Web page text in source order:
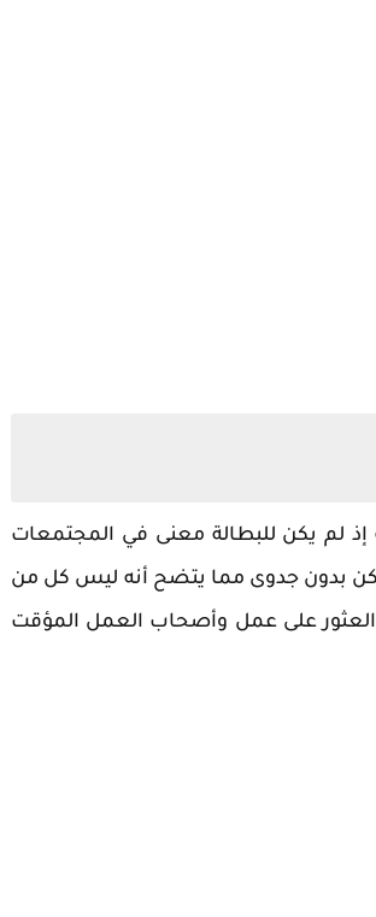
إذ لم يكن للبطالة معنى في المجتمعات
بدون جدوى مما يتضح أنه ليس كل من
العثور على عمل وأصحاب العمل المؤقت